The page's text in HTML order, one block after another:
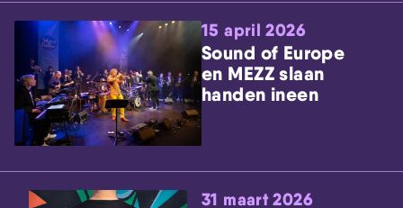
15 april 2026
Sound of Europe
en MEZZ slaan
handen ineen
31 maart 2026